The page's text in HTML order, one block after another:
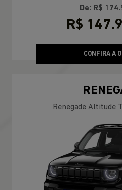
De: R$
R$
CONFIRA A
Renegade Altitude